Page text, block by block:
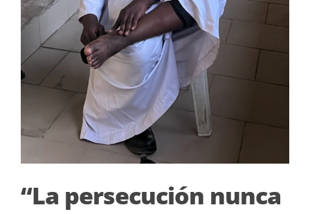
“La persecución nunca